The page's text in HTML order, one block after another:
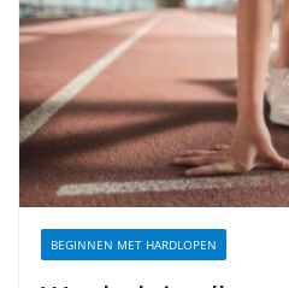
BEGINNEN MET HARDLOPEN